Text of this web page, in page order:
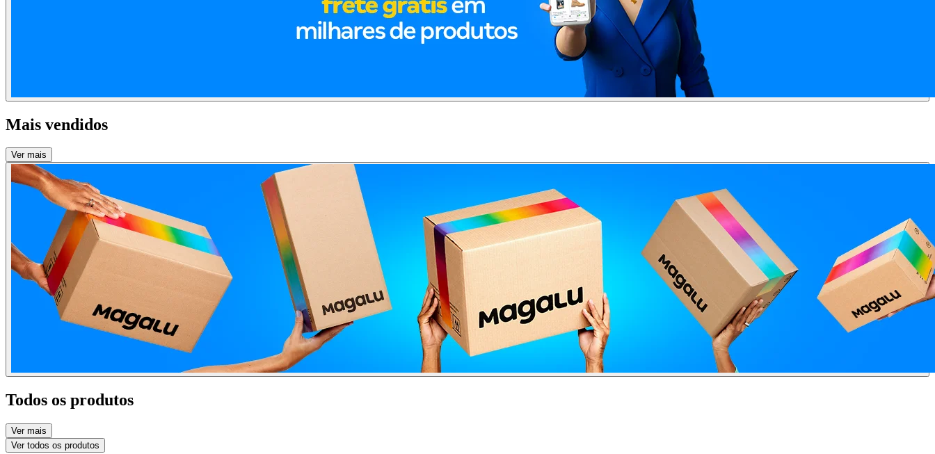
Mais vendidos
Ver mais
Todos os produtos
Ver mais
Ver todos os produtos